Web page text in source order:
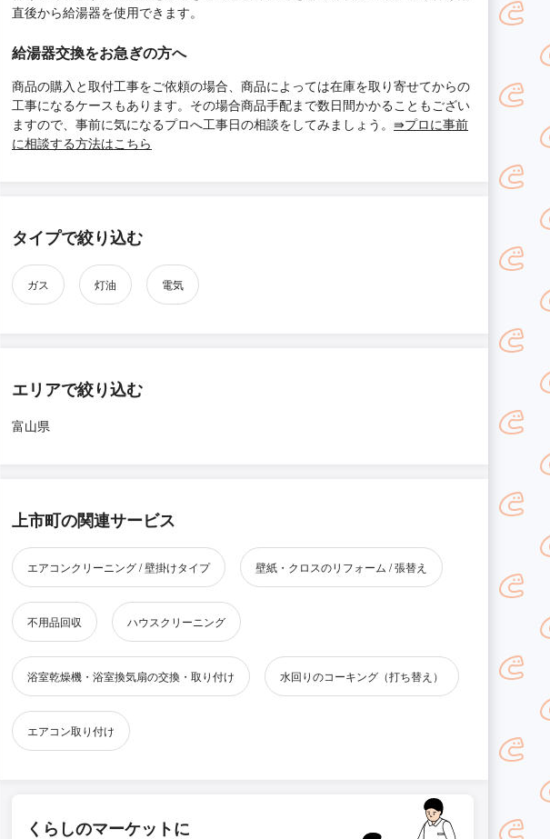
直後から給湯器を使用できます。
給湯器交換をお急ぎの方へ
商品の購入と取付工事をご依頼の場合、商品によっては在庫を取り寄せてからの
工事になるケースもあります。その場合商品手配まで数日間かかることもござい
ますので、事前に気になるプロへ工事日の相談をしてみましょう。 ⇛プロに事前
に相談する方法はこちら
タイプで絞り込む
ガス 灯油 電気
エリアで絞り込む
富山県
上市町の関連サービス
エアコンクリーニング / 壁掛けタイプ 壁紙・クロスのリフォーム / 張替え
不用品回収 ハウスクリーニング
浴室乾燥機・浴室換気扇の交換・取り付け 水回りのコーキング（打ち替え）
エアコン取り付け
くらしのマーケットに